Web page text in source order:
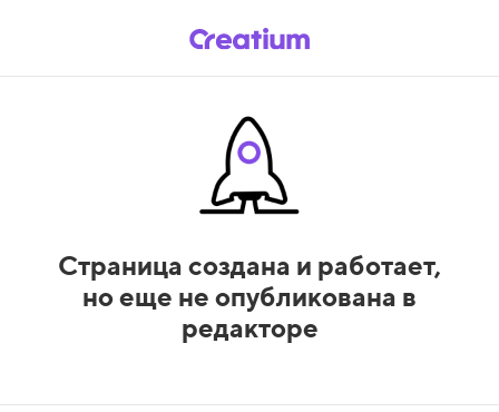
Страница создана и работает,
но еще не опубликована в
редакторе